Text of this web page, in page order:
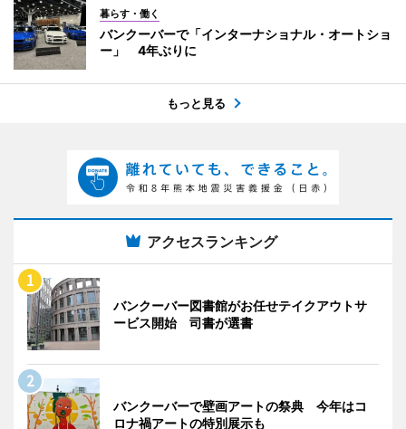
暮らす・働く
バンクーバーで「インターナショナル・オートショ
ー」 4年ぶりに
もっと見る
アクセスランキング
バンクーバー図書館がお任せテイクアウトサ
ービス開始 司書が選書
バンクーバーで壁画アートの祭典 今年はコ
ロナ禍アートの特別展示も